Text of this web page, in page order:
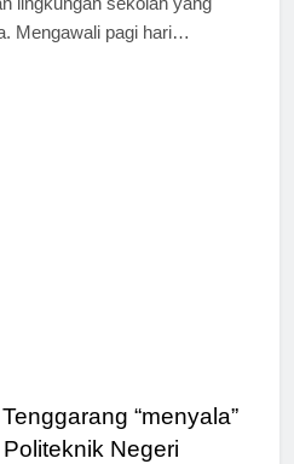
Mengawali pagi hari…
“menyala”
Negeri